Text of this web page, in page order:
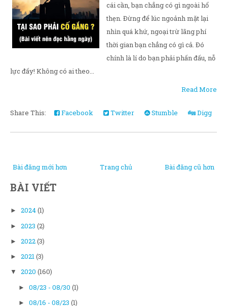
cái cần, bạn chẳng có gì ngoài hổ
thẹn. Đừng để lúc ngoảnh mặt lại
nhìn quá khứ, ngoại trừ lãng phí
thời gian bạn chẳng có gì cả. Đó
chính là lí do bạn phải phấn đấu, nỗ
lực đấy! Không có ai theo...
Read More
Share This: Facebook Twitter Stumble Digg
Bài đăng mới hơn Bài đăng cũ hơn
Trang chủ
BÀI VIẾT
► 2024(1)
► 2023 (2)
► 2022(3)
► 2021(3)
▼ 2020 (160)
► 08/23 - 08/30 (1)
► 08/16 - 08/23 (1)